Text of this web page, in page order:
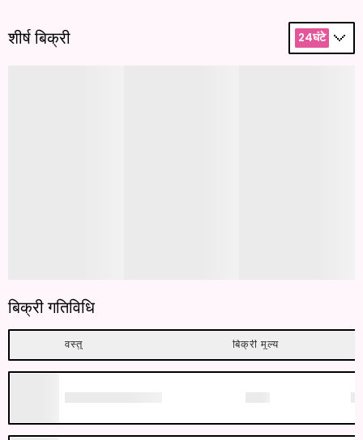
शीर्ष बिक्री 24घंटे
बिक्री गतिविधि
वस्तु बिक्री मूल्य